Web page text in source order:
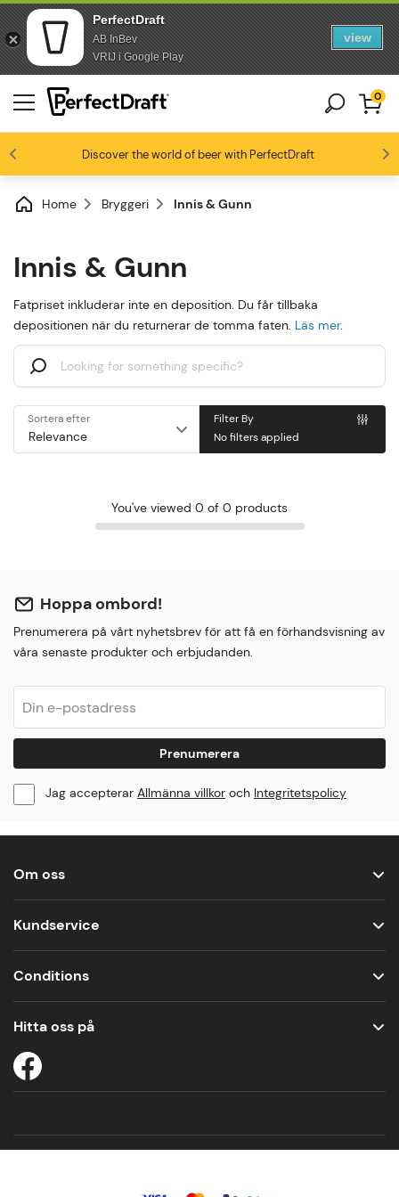
PerfectDraft
AB InBev
VRIJ i Google Play
view
Skip to content
Skip to footer
Discover the world of beer with PerfectDraft
Ölentusiaster älskar oss 4.4/5
0
Home Bryggeri Innis & Gunn
Innis & Gunn
Fatpriset inkluderar inte en deposition. Du får tillbaka
depositionen när du returnerar de tomma faten. Läs mer.
Sortera efter
Filter By
No filters applied
You've viewed 0 of 0 products
Hoppa ombord!
Prenumerera på vårt nyhetsbrev för att få en förhandsvisning av
våra senaste produkter och erbjudanden.
Prenumerera
Jag accepterar Allmänna villkor och Integritetspolicy
Om oss
Kundservice
Conditions
Hitta oss på